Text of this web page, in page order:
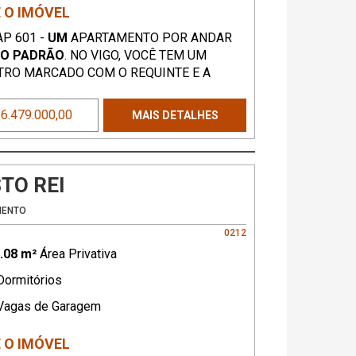
O IMÓVEL
601 - UM APARTAMENTO POR ANDAR
PADRÃO. NO VIGO, VOCÊ TEM UM
MARCADO COM O REQUINTE E A
E SONHOS SAEM DO PAPEL. SÃO
CARINHOSAMENTE DESENHADAS
O CONFORTO QUE SUA FAMÍLIA
FOI CUIDADOSAMENTE PENSADO.
3 OU 4 AMBIENTES INTEGRADAS A
GOURMET, OFERECEM O PONTO
SOFISTICAÇÃO. VAMOS AGENDAR UMA
MAIS DETALHES
REI
0212
m² Área Privativa
de Garagem
O IMÓVEL